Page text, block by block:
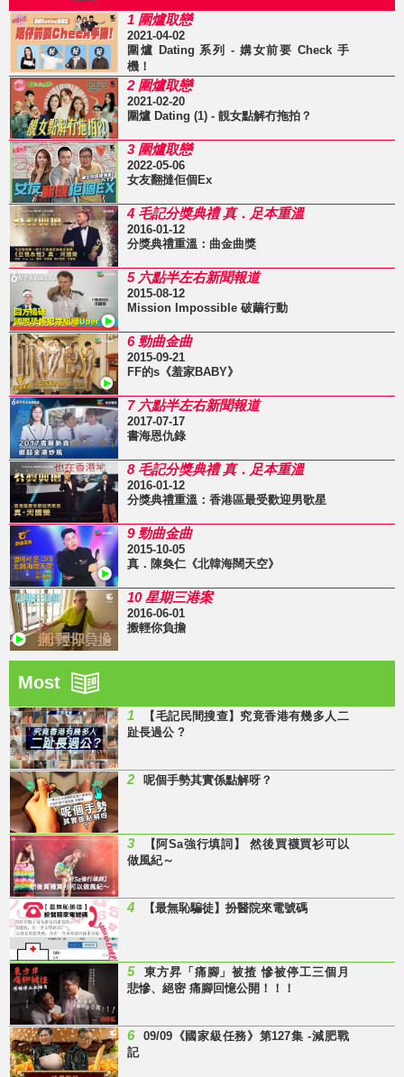
1 圍爐取戀
2021-04-02
圍爐 Dating 系列 - 媾女前要 Check 手
機！
2 圍爐取戀
2021-02-20
圍爐 Dating (1) - 靚女點解冇拖拍？
3 圍爐取戀
2022-05-06
女友翻撻佢個Ex
4 毛記分獎典禮 真．足本重溫
2016-01-12
分獎典禮重溫：曲金曲獎
5 六點半左右新聞報道
2015-08-12
Mission Impossible 破繭行動
6 勁曲金曲
2015-09-21
FF的s《羞家BABY》
7 六點半左右新聞報道
2017-07-17
書海恩仇錄
8 毛記分獎典禮 真．足本重溫
2016-01-12
分獎典禮重溫：香港區最受歡迎男歌星
9 勁曲金曲
2015-10-05
真．陳奐仁《北韓海闊天空》
10 星期三港案
2016-06-01
搬輕你負擔
Most
1
【毛記民間搜查】究竟香港有幾多人二
趾長過公 ?
2 呢個手勢其實係點解呀？
3
【阿Sa強行填詞】 然後買襪買衫可以
做風紀～
4 【最無恥騙徒】扮醫院來電號碼
5
東方昇「痛腳」被揸 慘被停工三個月
悲慘、絕密 痛腳回憶公開！！！
6
09/09《國家級任務》第127集 -減肥戰
記